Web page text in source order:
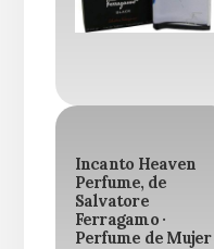
Incanto Heaven
Perfume, de
Salvatore
Ferragamo ·
Perfume de Mujer